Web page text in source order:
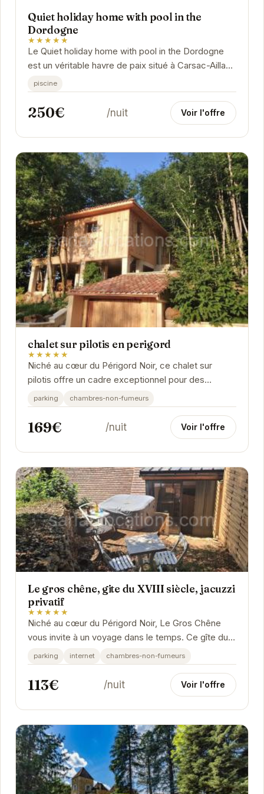
Quiet holiday home with pool in the
Dordogne
★★★★★
Le Quiet holiday home with pool in the Dordogne
est un véritable havre de paix situé à Carsac-Aillac.
Avec sa piscine privée, il offre un cadre...
piscine
250€ /nuit Voir l'offre
chalet sur pilotis en perigord
★★★★★
Niché au cœur du Périgord Noir, ce chalet sur
pilotis offre un cadre exceptionnel pour des
vacances inoubliables. Son architecture unique et
son...
parking chambres-non-fumeurs
169€ /nuit Voir l'offre
Le gros chêne, gite du XVIII siècle, jacuzzi
privatif
★★★★★
Niché au cœur du Périgord Noir, Le Gros Chêne
vous invite à un voyage dans le temps. Ce gîte du
XVIIIe siècle, restauré avec soin, offre un...
parking internet chambres-non-fumeurs
113€ /nuit Voir l'offre